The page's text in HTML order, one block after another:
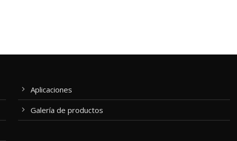
Aplicaciones
Galería de productos